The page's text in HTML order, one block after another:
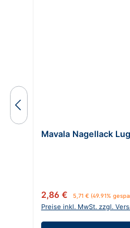
Mavala Nagellack
Verkaufspreis:
2,86 € Regulärer Preis:
5,71 € (49.91%
Preise inkl. MwSt. zzgl.